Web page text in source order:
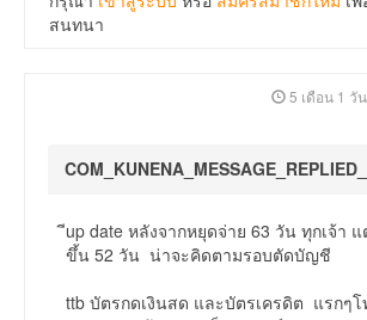
สนทนา
5 เดือน 1 วั
up date หลังจากหยุดจ่าย 63 วัน ทุกเจ้า
ขึ้น 52 วัน น่าจะคิดตามรอบตัดบัญชี
ttb บัตรกดเงินสด และบัตรเครดิต แรกๆ